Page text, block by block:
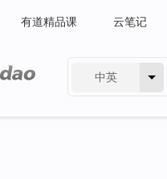
有道精品课 云笔记
中英